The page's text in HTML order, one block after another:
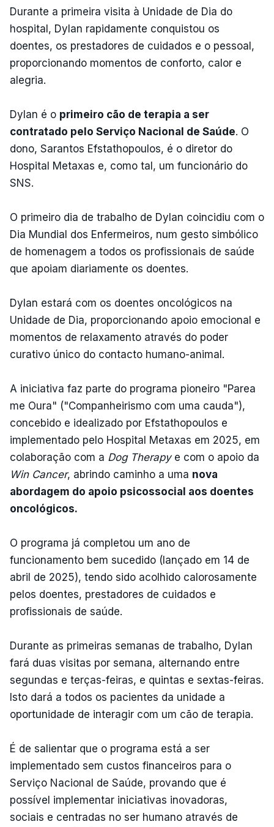
Durante a primeira visita à Unidade de Dia do
hospital, Dylan rapidamente conquistou os
doentes, os prestadores de cuidados e o pessoal,
proporcionando momentos de conforto, calor e
alegria.
Dylan é o primeiro cão de terapia a ser
contratado pelo Serviço Nacional de Saúde. O
dono, Sarantos Efstathopoulos, é o diretor do
Hospital Metaxas e, como tal, um funcionário do
SNS.
O primeiro dia de trabalho de Dylan coincidiu com o
Dia Mundial dos Enfermeiros, num gesto simbólico
de homenagem a todos os profissionais de saúde
que apoiam diariamente os doentes.
Dylan estará com os doentes oncológicos na
Unidade de Dia, proporcionando apoio emocional e
momentos de relaxamento através do poder
curativo único do contacto humano-animal.
A iniciativa faz parte do programa pioneiro "Parea
me Oura" ("Companheirismo com uma cauda"),
concebido e idealizado por Efstathopoulos e
implementado pelo Hospital Metaxas em 2025, em
colaboração com a Dog Therapye com o apoio da
Win Cancer, abrindo caminho a uma nova
abordagem do apoio psicossocial aos doentes
oncológicos.
O programa já completou um ano de
funcionamento bem sucedido (lançado em 14 de
abril de 2025), tendo sido acolhido calorosamente
pelos doentes, prestadores de cuidados e
profissionais de saúde.
Durante as primeiras semanas de trabalho, Dylan
fará duas visitas por semana, alternando entre
segundas e terças-feiras, e quintas e sextas-feiras.
Isto dará a todos os pacientes da unidade a
oportunidade de interagir com um cão de terapia.
É de salientar que o programa está a ser
implementado sem custos financeiros para o
Serviço Nacional de Saúde, provando que é
possível implementar iniciativas inovadoras,
sociais e centradas no ser humano através de